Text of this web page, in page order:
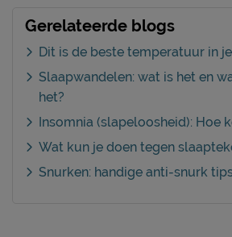
Gerelateerde blogs
Dit is de beste temperatuur in
Slaapwandelen: wat is het en
het?
Insomnia (slapeloosheid): Hoe
Wat kun je doen tegen
Snurken: handige anti-snurk